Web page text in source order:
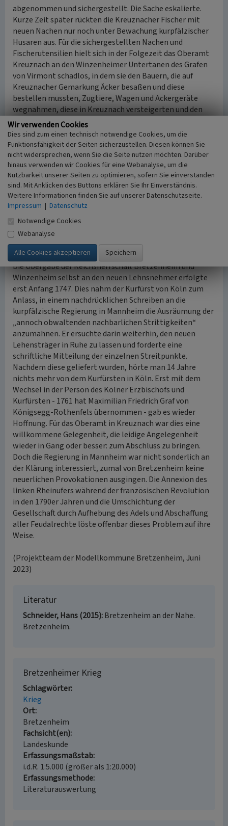
abgenommen und sichergestellt. Die Sache eskalierte.
Kurze Zeit später rückten die Kreuznacher Fischer mit
neuen Nachen nur noch unter Bewachung kurpfälzischer
Husaren aus. Für die sichergestellten Nachen und
Fischerutensilien hielt sich in der Folgezeit das Oberamt
Kreuznach an den Winzenheimer Untertanen des Grafen
von Virmont schadlos, in dem sie den Bauern, die auf
Kreuznacher Gemarkung Äcker besaßen und diese
bestellen mussten, Zugtiere, Wagen und Ackergeräte
wegnahmen, diese in Kreuznach versteigerten und den
Erlös den Fischern (22 Familien) zukommen ließen. In der
Folge wagte sich kein Winzenheimer Bürger mehr mit
seinem Fuhrwerk auf Kreuznacher Gemarkung, nur
heimlich oder mit einem „Vitamin B“-Passagierschein.
Die Streitigkeiten und die Machtdemonstrationen des
Grafen von Virmont gingen weiter. Mit seinem
unerwarteten Tod im Jahre 1744, waren die Kreuznacher
hoffnungsfroh, dass die Streitereien mit dem Nachfolger
von Graf von Virmont, einem Offizier der Leibwache des
Kurfürsten von Köln, Freiherr Carl Hartmann von Roll-
Bernau, ein Ende finden möge. Doch seine offizielle
Belehnung durch den Kurfürsten Clemens August erfolgte
erst am 22. Dezember 1746.
Die Übergabe der Reichsherrschaft Bretzenheim und
Winzenheim selbst an den neuen Lehnsnehmer erfolgte
erst Anfang 1747. Dies nahm der Kurfürst von Köln zum
Anlass, in einem nachdrücklichen Schreiben an die
kurpfälzische Regierung in Mannheim die Ausräumung der
„annoch obwaltenden nachbarlichen Strittigkeiten“
anzumahnen. Er ersuchte darin weiterhin, den neuen
Lehensträger in Ruhe zu lassen und forderte eine
schriftliche Mitteilung der einzelnen Streitpunkte.
Nachdem diese geliefert wurden, hörte man 14 Jahre
nichts mehr von dem Kurfürsten in Köln. Erst mit dem
Wechsel in der Person des Kölner Erzbischofs und
Kurfürsten - 1761 hat Maximilian Friedrich Graf von
Königsegg-Rothenfels übernommen - gab es wieder
Hoffnung. Für das Oberamt in Kreuznach war dies eine
willkommene Gelegenheit, die leidige Angelegenheit
wieder in Gang oder besser: zum Abschluss zu bringen.
Doch die Regierung in Mannheim war nicht sonderlich an
der Klärung interessiert, zumal von Bretzenheim keine
neuerlichen Provokationen ausgingen. Die Annexion des
linken Rheinufers während der französischen Revolution
in den 1790er Jahren und die Umschichtung der
Gesellschaft durch Aufhebung des Adels und Abschaffung
aller Feudalrechte löste offenbar dieses Problem auf ihre
Weise.
(Projektteam der Modellkommune Bretzenheim, Juni
2023)
Literatur
Schneider, Hans (2015) Bretzenheim an der Nahe.
Bretzenheim.
Bretzenheimer Krieg
Schlagwörter
Krieg
Ort
Bretzenheim
Fachsicht(en)
Landeskunde
Erfassungsmaßstab
i.d.R. 1:5.000 (größer als 1:20.000)
Erfassungsmethode
Literaturauswertung
Wir verwenden Cookies
Dies sind zum einen technisch notwendige Cookies, um die
Funktionsfähigkeit der Seiten sicherzustellen. Diesen können Sie
nicht widersprechen, wenn Sie die Seite nutzen möchten. Darüber
hinaus verwenden wir Cookies für eine Webanalyse, um die
Nutzbarkeit unserer Seiten zu optimieren, sofern Sie einverstanden
sind. Mit Anklicken des Buttons erklären Sie Ihr Einverständnis.
Weitere Informationen finden Sie auf unserer Datenschutzseite.
Impressum | Datenschutz
Notwendige Cookies
Webanalyse